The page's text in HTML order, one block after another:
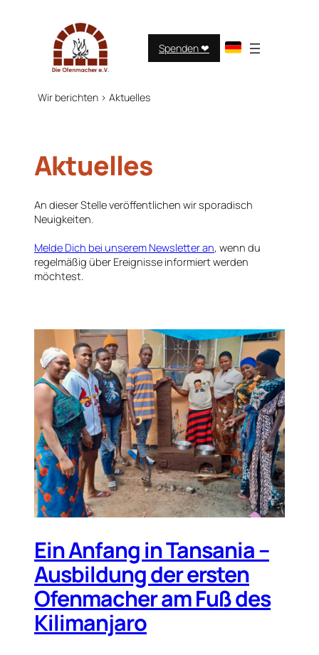
Spenden ❤︎
Wir berichten > Aktuelles
Aktuelles
An dieser Stelle veröffentlichen wir sporadisch
Neuigkeiten.
Melde Dich bei unserem Newsletter an, wenn du
regelmäßig über Ereignisse informiert werden
möchtest.
Ein Anfang in Tansania –
Ausbildung der ersten
Ofenmacher am Fuß des
Kilimanjaro